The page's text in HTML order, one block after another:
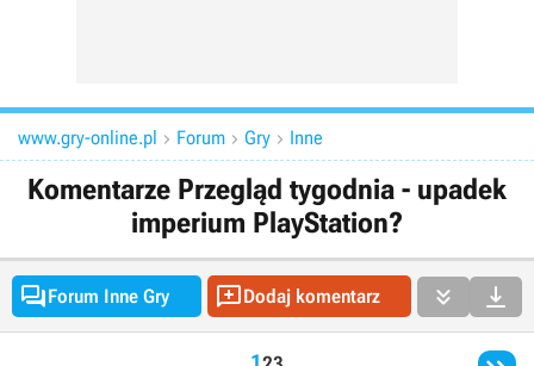
www.gry-online.pl  Forum  Gry  Inne
Komentarze Przegląd tygodnia - upadek
imperium PlayStation?
Forum Inne Gry Dodaj komentarz  